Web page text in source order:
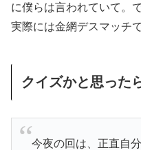
に僕らは言われていて。
実際には金網デスマッチで
クイズかと思った
今夜の回は、正直自